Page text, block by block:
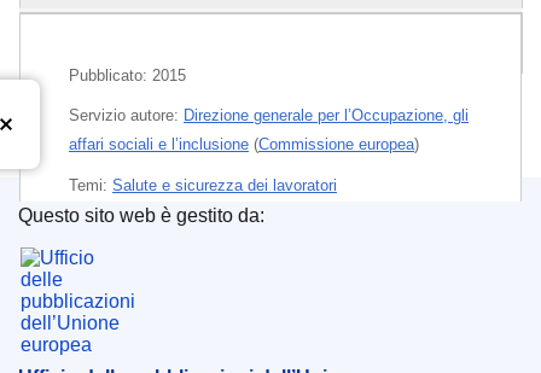
Pubblicato: 2015
Servizio autore: Direzione generale per l’Occupazione, gli
affari sociali e l’inclusione (Commissione europea)
Temi: Salute e sicurezza dei lavoratori
elettromagnetico
sanità del lavoro
fattispecie
Ufficio delle pubblicazioni dell’Unione europea
Questo sito web è gestito da: